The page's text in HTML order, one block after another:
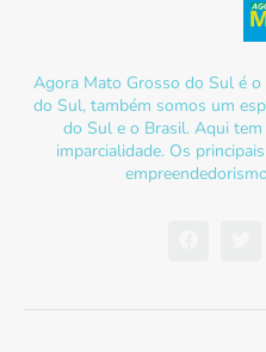
Agora Mato Grosso do Sul é
do Sul, também somos um
do Sul e o Brasil. Aqui
imparcialidade. Os